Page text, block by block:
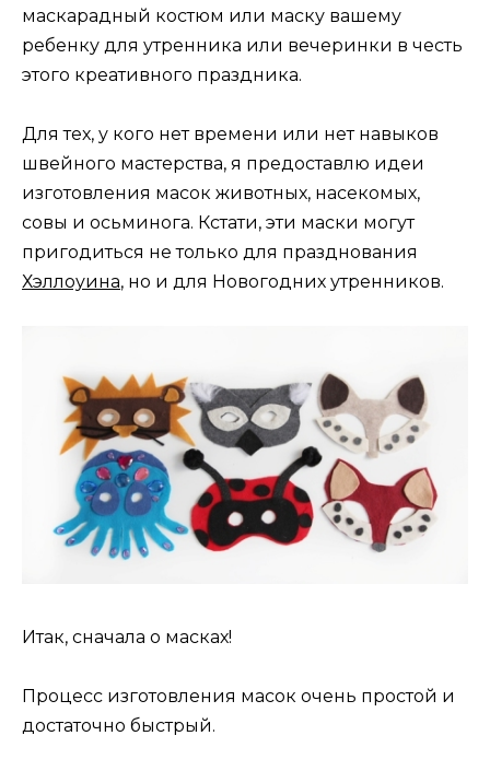
маскарадный костюм или маску вашему
ребенку для утренника или вечеринки в честь
этого креативного праздника.
Для тех, у кого нет времени или нет навыков
швейного мастерства, я предоставлю идеи
изготовления масок животных, насекомых,
совы и осьминога. Кстати, эти маски могут
пригодиться не только для празднования
Хэллоуина, но и для Новогодних утренников.
Итак, сначала о масках!
Процесс изготовления масок очень простой и
достаточно быстрый.